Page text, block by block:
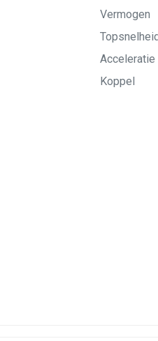
Vermogen
Koppel